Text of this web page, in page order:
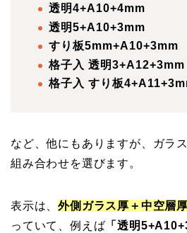
透明4+A10+4mm
透明5+A10+3mm
すり板5mm+A10+3mm
格子入 透明3+A12+3mm
格子入 すり板
など、他にもありますが、ガラ
組み合わせを選びます。
表示は、外側ガラス厚＋中空層
っていて、例えば 「透明